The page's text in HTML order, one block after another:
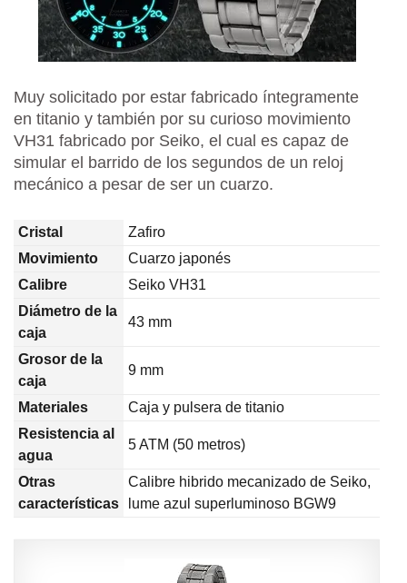
Muy solicitado por estar fabricado íntegramente
en titanio y también por su curioso movimiento
VH31 fabricado por Seiko, el cual es capaz de
simular el barrido de los segundos de un reloj
mecánico a pesar de ser un cuarzo.
Cristal
Zafiro
Movimiento
Cuarzo japonés
Calibre
Seiko VH31
Diámetro de la
caja
43 mm
Grosor de la
caja
9 mm
Materiales
Caja y pulsera de titanio
Resistencia al
agua
5 ATM (50 metros)
Otras
características
Calibre hibrido mecanizado de Seiko,
lume azul superluminoso BGW9